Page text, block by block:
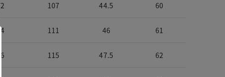
107 44.5 60
74 111 46 61
76 115 47.5 62